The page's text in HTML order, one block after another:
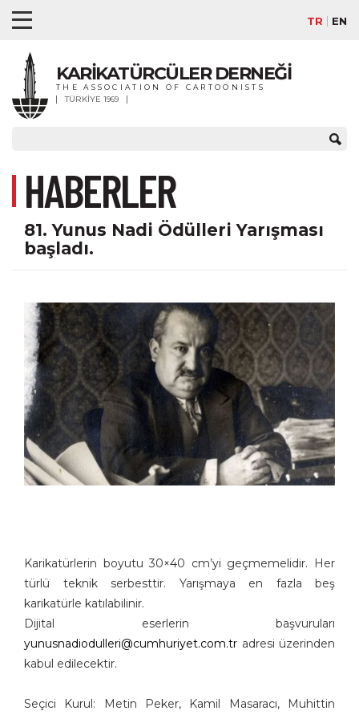
TR EN
KARİKATÜRCÜLER DERNEĞİ
THE ASSOCIATION OF CARTOONISTS
TÜRKİYE 1969
HABERLER
81. Yunus Nadi Ödülleri Yarışması
başladı.
Karikatürlerin boyutu 30×40 cm’yi geçmemelidir. Her
türlü teknik serbesttir. Yarışmaya en fazla beş
karikatürle katılabilinir.
Dijital eserlerin başvuruları
yunusnadiodulleri@cumhuriyet.com.tr adresi üzerinden
kabul edilecektir.
Seçici Kurul: Metin Peker, Kamil Masaracı, Muhittin